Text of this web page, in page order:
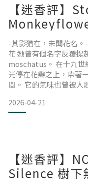
【迷香評】
-其影猶在，未聞花名
花 她曾有個名字反覆
moschatus。 在十九世
光停在花瓣之上，帶著
間。 它的氣味也曾被人
沒有前兆，也沒有解釋
在紙頁之間，被一再翻
2026-04-21
【迷香評】
Silence 樹下